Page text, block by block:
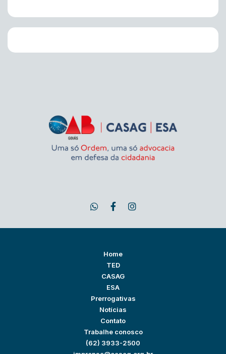
Home
TED
CASAG
ESA
Prerrogativas
Notícias
Contato
Trabalhe conosco
(62) 3933-2500